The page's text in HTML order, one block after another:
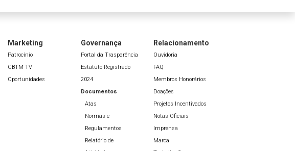
Marketing
Patrocínio
CBTM TV
Oportunidades
Governança
Portal da Trasparência
Estatuto Registrado
2024
Documentos
Atas
Normas e
Regulamentos
Relatório de
Relacionamento
Ouvidoria
FAQ
Membros Honorários
Doações
Projetos Incentivados
Notas Oficiais
Imprensa
Marca